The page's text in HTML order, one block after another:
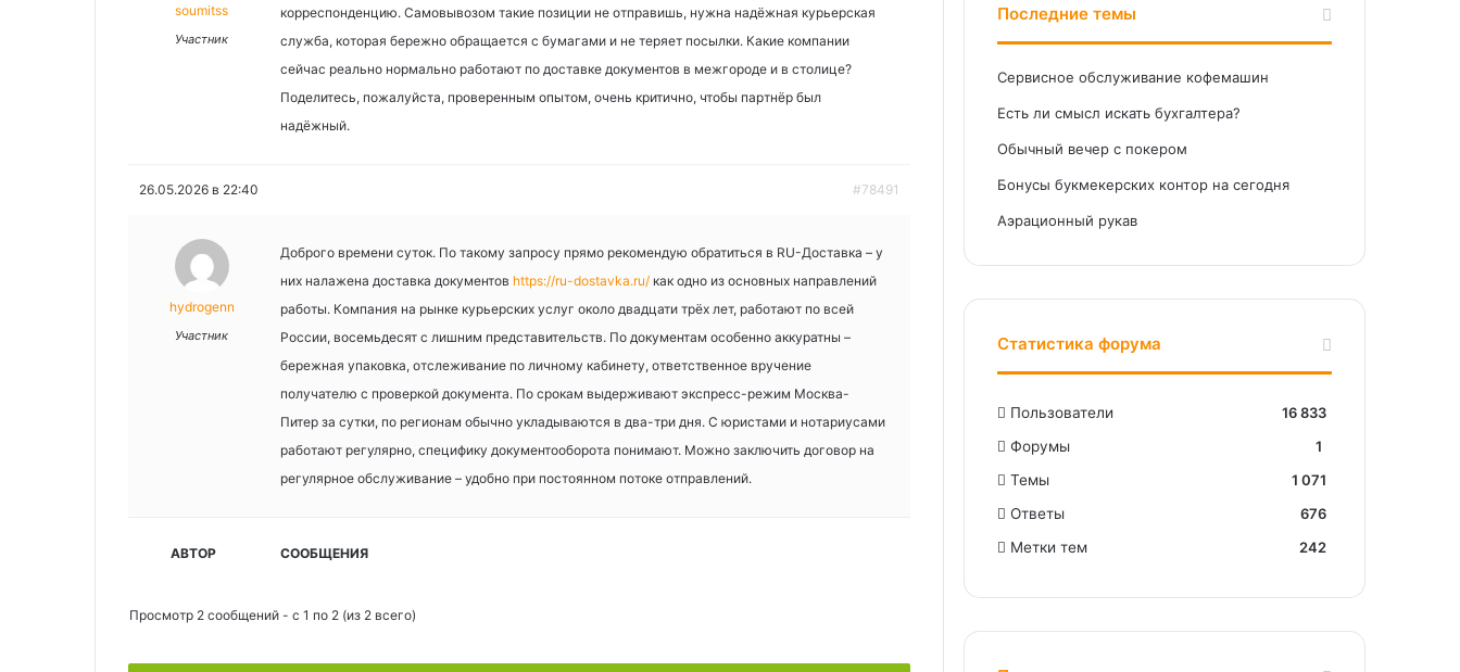
soumitss
Участник
корреспонденцию. Самовывозом такие позиции не отправишь, нужна надёжная курьерская
служба, которая бережно обращается с бумагами и не теряет посылки. Какие компании
сейчас реально нормально работают по доставке документов в межгороде и в столице?
Поделитесь, пожалуйста, проверенным опытом, очень критично, чтобы партнёр был
надёжный.
26.05.2026 в 22:40 #78491
hydrogenn
Участник
Доброго времени суток. По такому запросу прямо рекомендую обратиться в RU-Доставка – у
них налажена доставка документов https://ru-dostavka.ru/ как одно из основных направлений
работы. Компания на рынке курьерских услуг около двадцати трёх лет, работают по всей
России, восемьдесят с лишним представительств. По документам особенно аккуратны –
бережная упаковка, отслеживание по личному кабинету, ответственное вручение
получателю с проверкой документа. По срокам выдерживают экспресс-режим Москва-
Питер за сутки, по регионам обычно укладываются в два-три дня. С юристами и нотариусами
работают регулярно, специфику документооборота понимают. Можно заключить договор на
регулярное обслуживание – удобно при постоянном потоке отправлений.
АВТОР СООБЩЕНИЯ
Просмотр 2 сообщений - с 1 по 2 (из 2 всего)
Последние темы
Сервисное обслуживание кофемашин
Есть ли смысл искать бухгалтера?
Обычный вечер с покером
Бонусы букмекерских контор на сегодня
Аэрационный рукав
Статистика форума
Пользователи
16 833
Форумы
1
Темы
1 071
Ответы
676
Метки тем
242